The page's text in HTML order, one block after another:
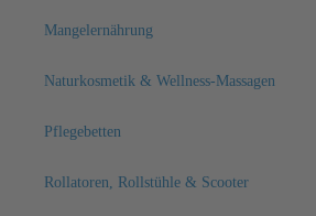
Mangelernährung
Naturkosmetik & Wellness-Massagen
Pflegebetten
Rollatoren, Rollstühle & Scooter